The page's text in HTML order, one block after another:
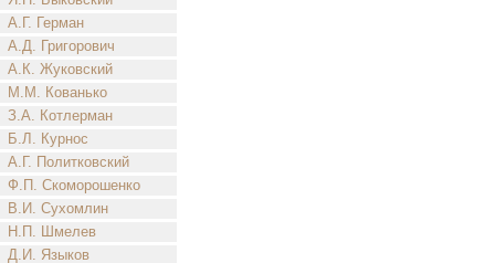
А.Г. Герман
А.Д. Григорович
А.К. Жуковский
М.М. Кованько
З.А. Котлерман
Б.Л. Курнос
А.Г. Политковский
Ф.П. Скоморошенко
В.И. Сухомлин
Н.П. Шмелев
Д.И. Языков